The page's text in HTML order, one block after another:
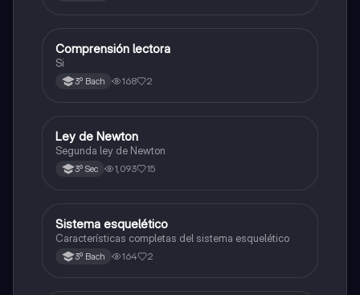
Otros
Comprensión lectora
Si
3º Bach 168 2
Física
Ley de Newton
Segunda ley de Newton
3º Sec 1,093 15
Biología
Sistema esquelético
Características completas del sistema esquelético
3º Bach 164 2